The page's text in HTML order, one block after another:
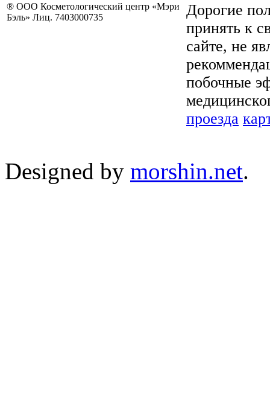
® ООО Косметологический центр «Мэри
Бэль» Лиц. 7403000735
Дорогие
принять к
сайте, не
побочные
проезда
Designed by morshin.net.